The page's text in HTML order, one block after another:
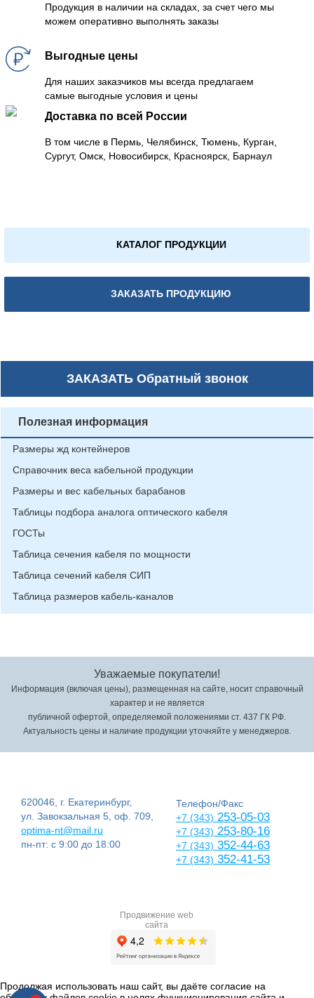
Продукция в наличии на складах, за счет чего мы
можем оперативно выполнять заказы
Выгодные цены
Для наших заказчиков мы всегда предлагаем
самые выгодные условия и цены
Доставка по всей России
В том числе в Пермь, Челябинск, Тюмень, Курган,
Сургут, Омск, Новосибирск, Красноярск, Барнаул
КАТАЛОГ ПРОДУКЦИИ
ЗАКАЗАТЬ ПРОДУКЦИЮ
ЗАКАЗАТЬОбратный звонок
Полезная информация
Размеры жд контейнеров
Справочник веса кабельной продукции
Размеры и вес кабельных барабанов
Таблицы подбора аналога оптического кабеля
ГОСТы
Таблица сечения кабеля по мощности
Таблица сечений кабеля СИП
Таблица размеров кабель-каналов
Уважаемые покупатели!
Информация (включая цены), размещенная на сайте, носит справочный
характер и не является
публичной офертой, определяемой положениями ст. 437 ГК РФ.
Актуальность цены и наличие продукции уточняйте у менеджеров.
620046, г. Екатеринбург,
ул. Завокзальная 5, оф. 709,
optima-nt@mail.ru
пн-пт: с 9:00 до 18:00
Телефон/Факс
+7 (343) 253-05-03
+7 (343) 253-80-16
+7 (343) 352-44-63
+7 (343) 352-41-53
Продвижение web
сайта
Продолжая использовать наш сайт, вы даёте согласие на